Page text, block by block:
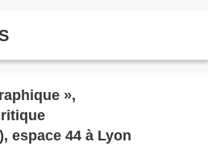
»,
espace 44 à Lyon